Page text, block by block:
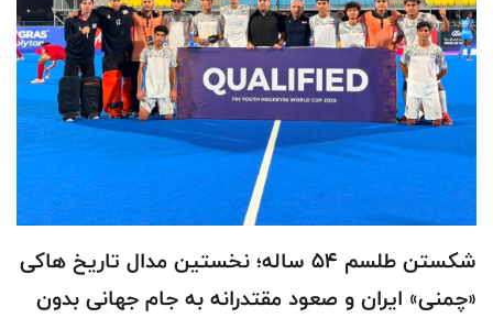
شکستن طلسم ۵۴ ساله؛ نخستین مدال تاریخ هاکی
«چمنی» ایران و صعود مقتدرانه به جام جهانی بدون